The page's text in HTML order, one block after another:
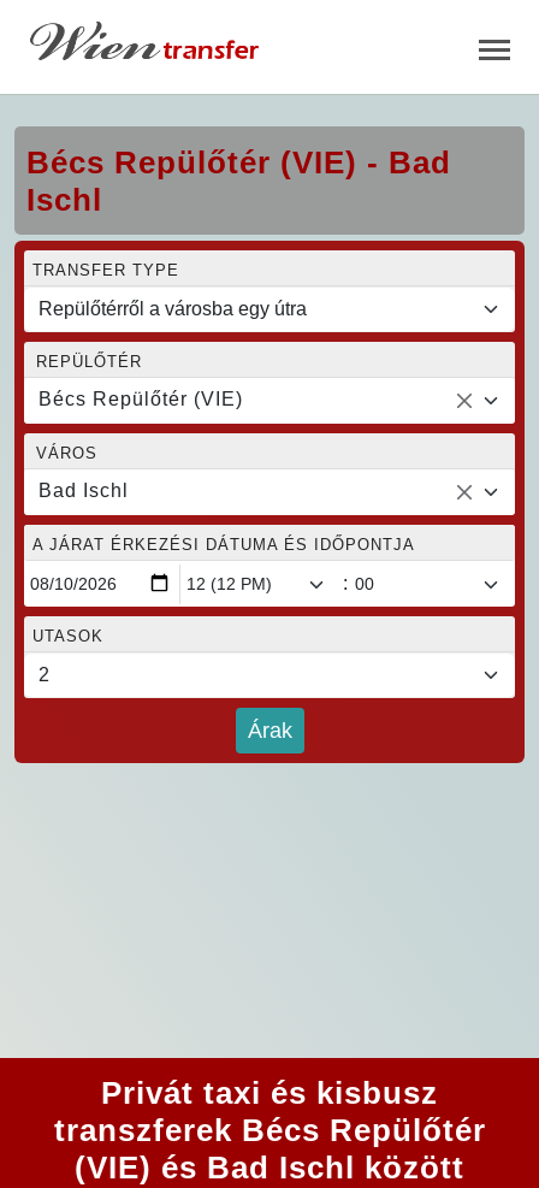
Bécs Repülőtér (VIE) - Bad
Ischl
TRANSFER TYPE
REPÜLŐTÉR
Bécs Repülőtér (VIE)
VÁROS
Bad Ischl
A JÁRAT ÉRKEZÉSI DÁTUMA ÉS IDŐPONTJA
:
UTASOK
Árak
Privát taxi és kisbusz
transzferek Bécs Repülőtér
(VIE) és Bad Ischl között